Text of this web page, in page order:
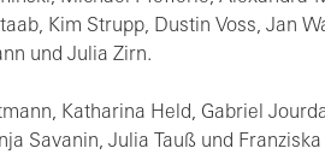
Kim Strupp, Dustin Voss, Jan
und Julia Zirn.
Katharina Held, Gabriel
Savanin, Julia Tauß und